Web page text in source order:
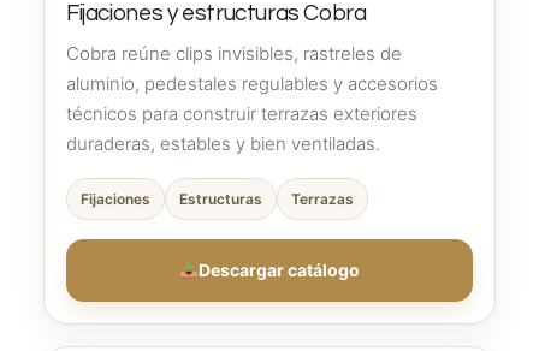
Fijaciones y estructuras Cobra
Cobra reúne clips invisibles, rastreles de
aluminio, pedestales regulables y accesorios
técnicos para construir terrazas exteriores
duraderas, estables y bien ventiladas.
Fijaciones Estructuras Terrazas
Descargar catálogo